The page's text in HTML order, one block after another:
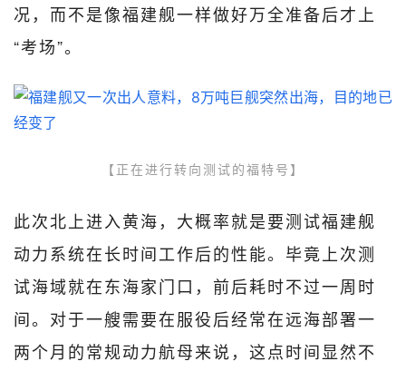
况，而不是像福建舰一样做好万全准备后才上
“考场”。
【正在进行转向测试的福特号】
此次北上进入黄海，大概率就是要测试福建舰
动力系统在长时间工作后的性能。毕竟上次测
试海域就在东海家门口，前后耗时不过一周时
间。对于一艘需要在服役后经常在远海部署一
两个月的常规动力航母来说，这点时间显然不